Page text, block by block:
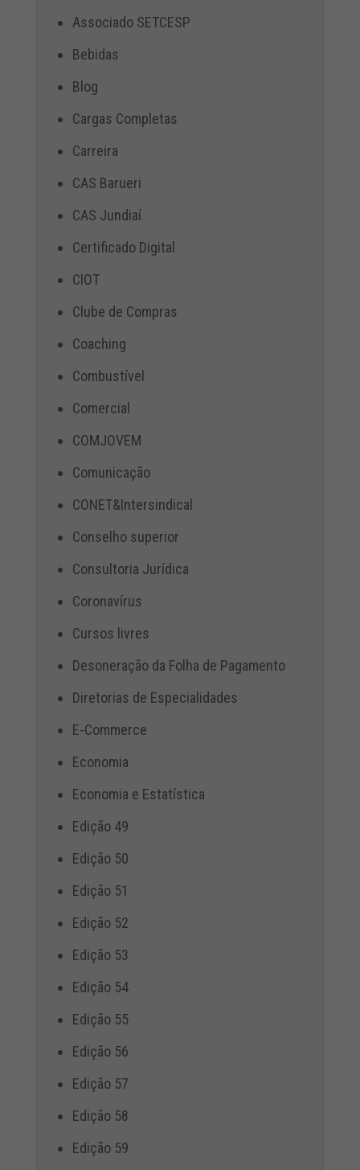
Associado SETCESP
Bebidas
Blog
Cargas Completas
Carreira
CAS Barueri
CAS Jundiaí
Certificado Digital
CIOT
Clube de Compras
Coaching
Combustível
Comercial
COMJOVEM
Comunicação
CONET&Intersindical
Conselho superior
Consultoria Jurídica
Coronavírus
Cursos livres
Desoneração da Folha de Pagamento
Diretorias de Especialidades
E-Commerce
Economia
Economia e Estatística
Edição 49
Edição 50
Edição 51
Edição 52
Edição 53
Edição 54
Edição 55
Edição 56
Edição 57
Edição 58
Edição 59